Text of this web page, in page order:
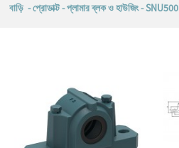
বাড়ি -প্রোডাক্ট-প্লামার ব্লক ও হাউজিং- SNU500